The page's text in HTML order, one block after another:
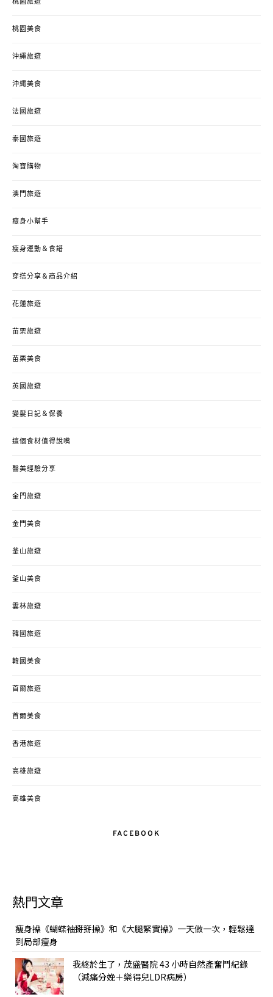
桃園旅遊
桃園美食
沖繩旅遊
沖繩美食
法國旅遊
泰國旅遊
淘寶購物
澳門旅遊
瘦身小幫手
瘦身運動＆食譜
穿搭分享＆商品介紹
花蓮旅遊
苗栗旅遊
苗栗美食
英國旅遊
變髮日記＆保養
這個食材值得說嘴
醫美經驗分享
金門旅遊
金門美食
釜山旅遊
釜山美食
雲林旅遊
韓國旅遊
韓國美食
首爾旅遊
首爾美食
香港旅遊
高雄旅遊
高雄美食
FACEBOOK
熱門文章
瘦身操《蝴蝶袖掰掰操》和《大腿緊實操》一天做一次，輕鬆達
到局部痩身
我終於生了，茂盛醫院 43 小時自然產奮鬥紀錄
（減痛分娩＋樂得兒LDR病房）